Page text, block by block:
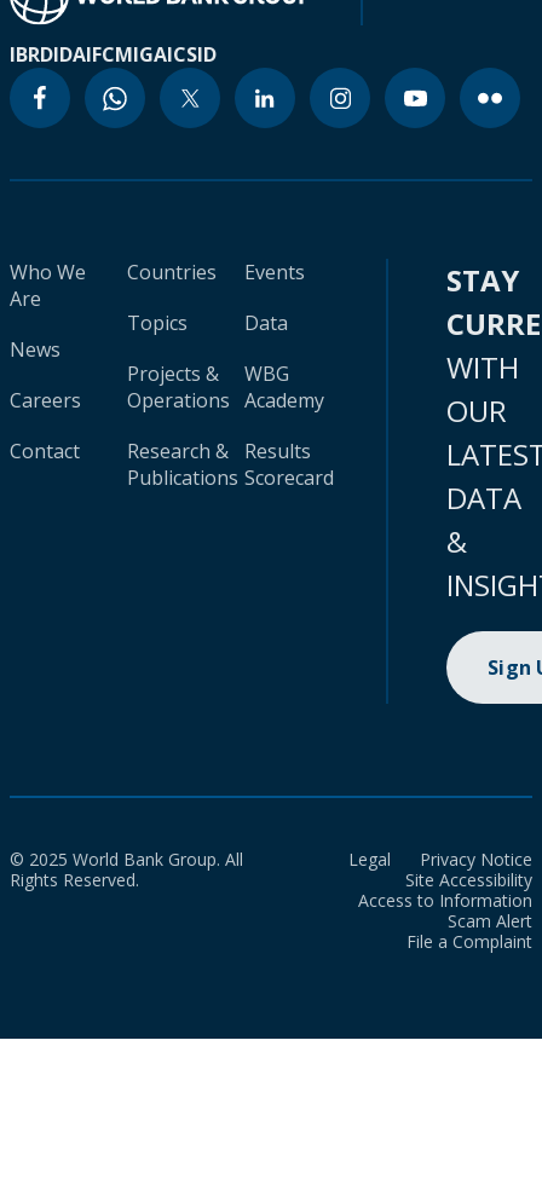
IBRDIDAIFCMIGAICSID
Who We
Are
News
Careers
Contact
Countries
Topics
Projects &
Operations
Research &
Publications
Events
Data
WBG
Academy
Results
Scorecard
STAY
WITH
OUR
DATA
&
Sign
© 2025 World Bank Group. All
Rights Reserved.
Legal
Privacy Notice
Site Accessibility
Access to Information
Scam Alert
File a Complaint